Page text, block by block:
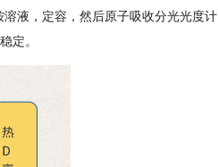
液，定容，然后原子吸收分光光度计
定。